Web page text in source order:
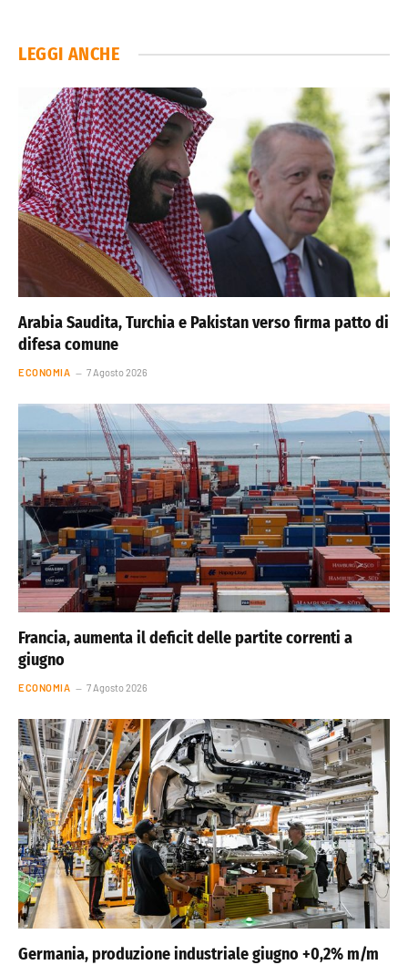
LEGGI ANCHE
Arabia Saudita, Turchia e Pakistan verso firma patto di
difesa comune
ECONOMIA 7 Agosto 2026
Francia, aumenta il deficit delle partite correnti a
giugno
ECONOMIA 7 Agosto 2026
Germania, produzione industriale giugno +0,2% m/m